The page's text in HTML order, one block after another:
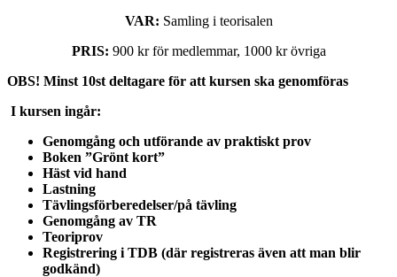
VAR: Samling i teorisalen
PRIS: 900 kr för medlemmar, 1000 kr övriga
OBS! Minst 10st deltagare för att kursen ska genomföras
I kursen ingår:
Genomgång och utförande av praktiskt prov
Boken ”Grönt kort”
Häst vid hand
Lastning
Tävlingsförberedelser/på tävling
Genomgång av TR
Teoriprov
Registrering i TDB (där registreras även att man blir
godkänd)